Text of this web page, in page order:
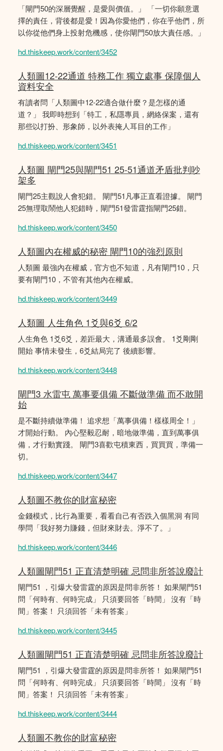
「閘門50的深層覺醒，是愛與價值。」 「一切你願意選
擇的責任，背後都是愛！因為你愛他們，你在乎他們，所
以你從他們身上投射危機感，使你閘門50放大責任感。」
hd.thiskeep.work/content/3452
人類圖12-22通道 特務工作 獨立處事 保障個人
資料安全
有讀者問「人類圖中12-22適合做什麼？是怎樣的通
道？」 我即時想到「特工，私隱專員，網絡保案，還有
那些以打扮、形象師，以外表掩人耳目的工作」
hd.thiskeep.work/content/3451
人類圖 閘門25與閘門51 25-51通道矛盾批判吵
架多
閘門25主觀說人會犯錯。 閘門51凡事正直看證據。 閘門
25無理取鬧他人犯錯時，閘門51發雷霆指閘門25錯。
hd.thiskeep.work/content/3450
人類圖內在權威的秘密 閘門10的強烈原則
人類圖 最強內在權威，官方也不知道，凡有閘門10，只
要有閘門10，不管有其他內在權威。
hd.thiskeep.work/content/3449
人類圖 人生角色 1爻與6爻 6/2
人生角色 1爻6爻，差距最大，溝通最多誤會。 1爻剛剛
開始 事情未發生，6爻結局完了 後續影響。
hd.thiskeep.work/content/3448
閘門3 水雷屯 萬事要俱備 不斷做準備 而不敢開
始
是不斷持續做準備！ 追求想「萬事俱備！樣樣周全！」
才開始行動。 內心堅毅忍耐，暗地做準備，直到萬事俱
備，才行動實踐。 閘門3喜歡屯積東西，買買買，準備一
切。
hd.thiskeep.work/content/3447
人類圖不教你的財富秘密
金錢模式，比行為重要，看看自己有否跌入個黑洞 有同
學問「我好努力賺錢，但財來財去。淨不了。」
hd.thiskeep.work/content/3446
人類圖閘門51 正直清楚明確 忌問非所答說廢計
閘門51 ，引爆大發雷霆的原因是問非所答！ 如果閘門51
問「何時有、何時完成」 只須要回答「時間」 沒有「時
間」答案！ 只須回答「未有答案」
hd.thiskeep.work/content/3445
人類圖閘門51 正直清楚明確 忌問非所答說廢計
閘門51 ，引爆大發雷霆的原因是問非所答！ 如果閘門51
問「何時有、何時完成」 只須要回答「時間」 沒有「時
間」答案！ 只須回答「未有答案」
hd.thiskeep.work/content/3444
人類圖不教你的財富秘密